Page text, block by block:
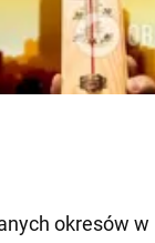
okresów